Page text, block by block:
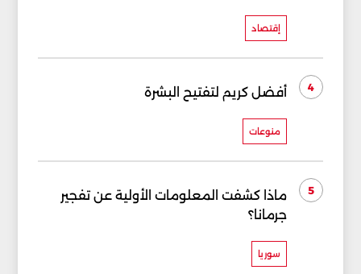
إقتصاد
4 أفضل كريم لتفتيح البشرة
منوعات
5
ماذا كشفت المعلومات الأولية عن تفجير
جرمانا؟
سوريا